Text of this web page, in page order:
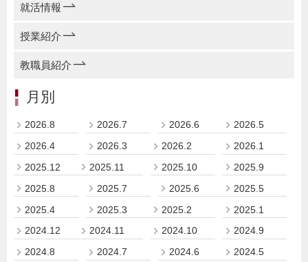
就活情報
授業紹介
教職員紹介
月別
2026.8 2026.7 2026.6
2026.5
2026.4
2026.3 2026.2
2026.1
2025.12
2025.11 2025.10
2025.9
2025.8
2025.7 2025.6
2025.5
2025.4
2025.3 2025.2
2025.1
2024.12
2024.11 2024.10
2024.9
2024.8
2024.7 2024.6
2024.5